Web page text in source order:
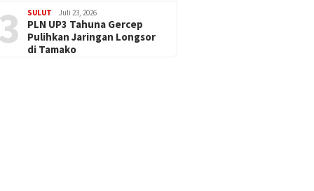
SULUT Juli 23, 2026
PLN UP3 Tahuna Gercep
Pulihkan Jaringan Longsor
di Tamako